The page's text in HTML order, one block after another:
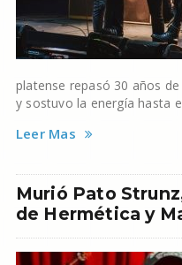
platense repasó 30 años
y sostuvo la energía hasta
Leer Mas
Murió Pato
de Hermética y